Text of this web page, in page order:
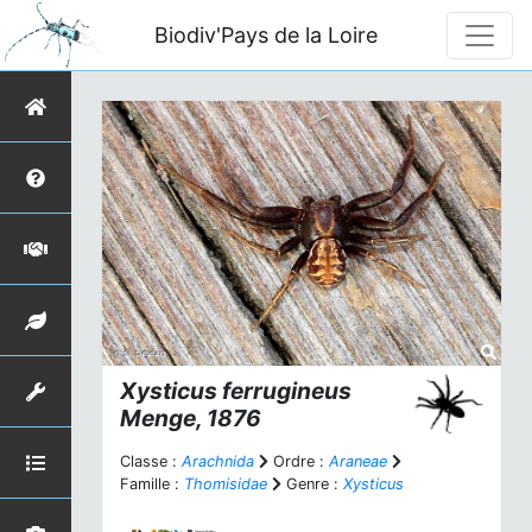
Biodiv'Pays de la Loire
Xysticus ferrugineus
Menge, 1876
Classe : Arachnida Ordre : Araneae
Famille : Thomisidae Genre : Xysticus